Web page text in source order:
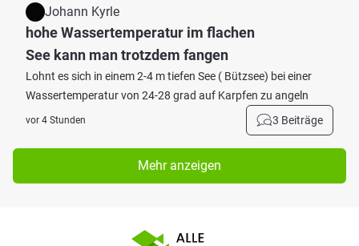
Johann Kyrle
hohe Wassertemperatur im flachen
See kann man trotzdem fangen
Lohnt es sich in einem 2-4 m tiefen See ( Bützsee) bei einer
Wassertemperatur von 24-28 grad auf Karpfen zu angeln
vor 4 Stunden 3 Beiträge
Mehr anzeigen